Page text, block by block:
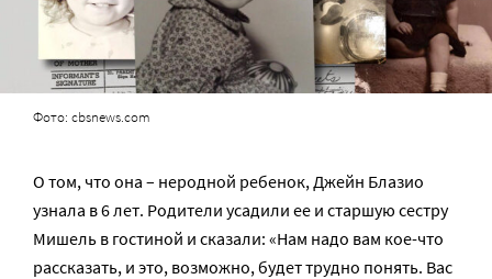
Фото: cbsnews.com
О том, что она – неродной ребенок, Джейн Блазио
узнала в 6 лет. Родители усадили ее и старшую сестру
Мишель в гостиной и сказали: «Нам надо вам кое-что
рассказать, и это, возможно, будет трудно понять. Вас